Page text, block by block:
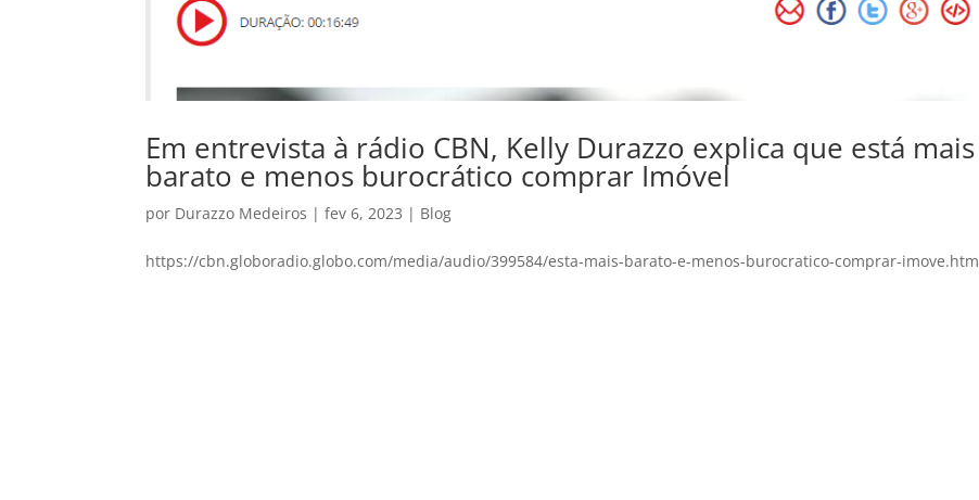
Em entrevista à rádio CBN, Kelly Durazzo explica que está mais
barato e menos burocrático comprar Imóvel
por Durazzo Medeiros |fev 6, 2023 | Blog
https://cbn.globoradio.globo.com/media/audio/399584/esta-mais-barato-e-menos-burocratico-comprar-imove.htm